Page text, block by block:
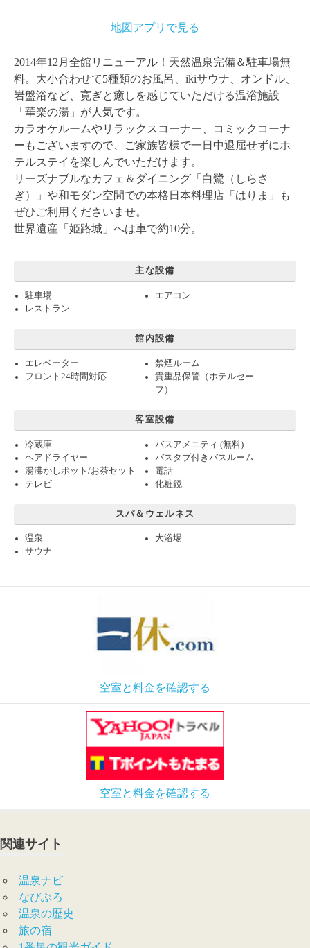
地図アプリで見る
2014年12月全館リニューアル！天然温泉完備＆駐車場無
料。大小合わせて5種類のお風呂、ikiサウナ、オンドル、
岩盤浴など、寛ぎと癒しを感じていただける温浴施設
「華楽の湯」が人気です。
カラオケルームやリラックスコーナー、コミックコーナ
ーもございますので、ご家族皆様で一日中退屈せずにホ
テルステイを楽しんでいただけます。
リーズナブルなカフェ＆ダイニング「白鷺（しらさ
ぎ）」や和モダン空間での本格日本料理店「はりま」も
ぜひご利用くださいませ。
世界遺産「姫路城」へは車で約10分。
主な設備
駐車場
エアコン
レストラン
館内設備
エレベーター
禁煙ルーム
フロント24時間対応
貴重品保管（ホテルセー
フ）
客室設備
冷蔵庫
バスアメニティ (無料)
ヘアドライヤー
バスタブ付きバスルーム
湯沸かしポット/お茶セット
電話
テレビ
化粧鏡
スパ＆ウェルネス
温泉
大浴場
サウナ
空室と料金を確認する
空室と料金を確認する
関連サイト
温泉ナビ
なびぶろ
温泉の歴史
旅の宿